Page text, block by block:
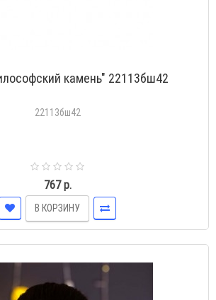
камень" 22113бш42
22113бш42
767 р.
В КОРЗИНУ